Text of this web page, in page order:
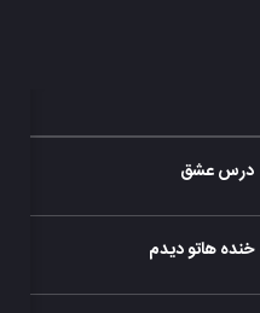
درس عشق
خنده هاتو دیدم